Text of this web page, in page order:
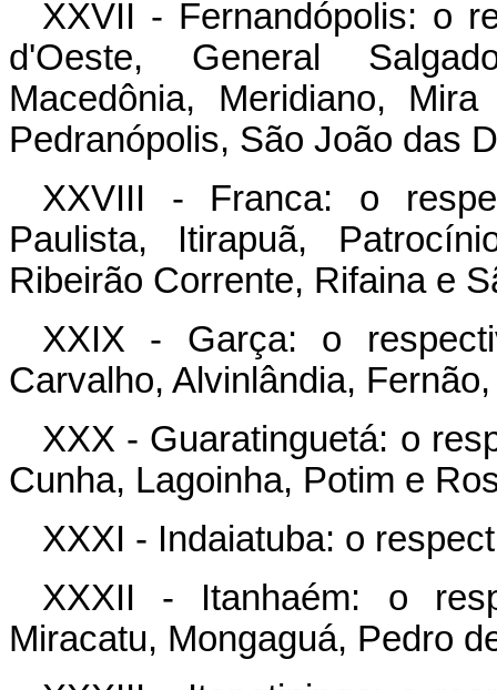
XXVII - Fernandópolis: o
d'Oeste, General
Macedônia, Meridiano,
Pedranópolis, São João das
XXVIII - Franca: o
Paulista, Itirapuã,
Ribeirão Corrente, Rifaina e
XXIX - Garça: o
Carvalho, Alvinlândia,
XXX - Guaratinguetá: o
Cunha, Lagoinha, Potim e
XXXI - Indaiatuba: o
XXXII - Itanhaém: o
Miracatu, Mongaguá, Pedro